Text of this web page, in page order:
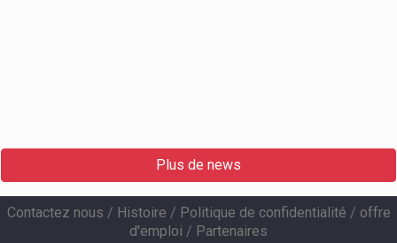
Plus de news
Contactez nous / Histoire / Politique de confidentialité / offre
d'emploi / Partenaires